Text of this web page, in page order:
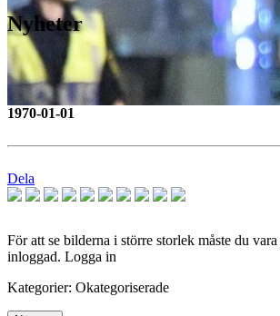
Nyheter
1970-01-01
Dela
För att se bilderna i större storlek måste du
inloggad. Logga in
Kategorier: Okategoriserade